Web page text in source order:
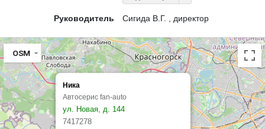
Руководитель Сигида В.Г. , директор
Ника
Автосерис fan-auto
ул. Новая, д. 144
7417278
OSM